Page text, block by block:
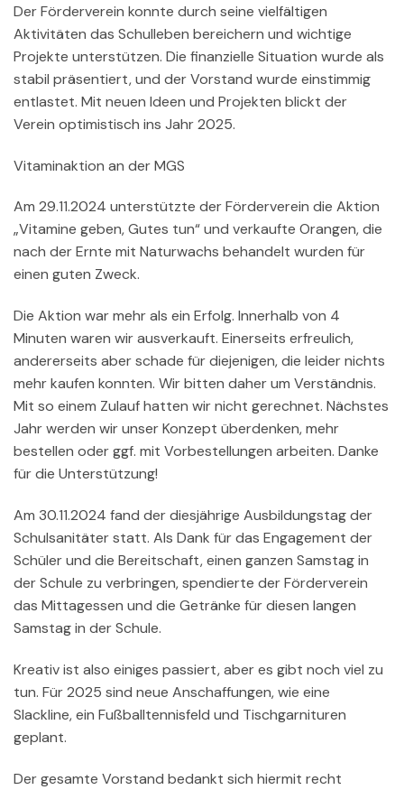
Der Förderverein konnte durch seine vielfältigen
Aktivitäten das Schulleben bereichern und wichtige
Projekte unterstützen. Die finanzielle Situation wurde als
stabil präsentiert, und der Vorstand wurde einstimmig
entlastet. Mit neuen Ideen und Projekten blickt der
Verein optimistisch ins Jahr 2025.
Vitaminaktion an der MGS
Am 29.11.2024 unterstützte der Förderverein die Aktion
„Vitamine geben, Gutes tun“ und verkaufte Orangen, die
nach der Ernte mit Naturwachs behandelt wurden für
einen guten Zweck.
Die Aktion war mehr als ein Erfolg. Innerhalb von 4
Minuten waren wir ausverkauft. Einerseits erfreulich,
andererseits aber schade für diejenigen, die leider nichts
mehr kaufen konnten. Wir bitten daher um Verständnis.
Mit so einem Zulauf hatten wir nicht gerechnet. Nächstes
Jahr werden wir unser Konzept überdenken, mehr
bestellen oder ggf. mit Vorbestellungen arbeiten. Danke
für die Unterstützung!
Am 30.11.2024 fand der diesjährige Ausbildungstag der
Schulsanitäter statt. Als Dank für das Engagement der
Schüler und die Bereitschaft, einen ganzen Samstag in
der Schule zu verbringen, spendierte der Förderverein
das Mittagessen und die Getränke für diesen langen
Samstag in der Schule.
Kreativ ist also einiges passiert, aber es gibt noch viel zu
tun. Für 2025 sind neue Anschaffungen, wie eine
Slackline, ein Fußballtennisfeld und Tischgarnituren
geplant.
Der gesamte Vorstand bedankt sich hiermit recht